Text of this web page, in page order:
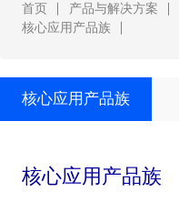
首页 产品与解决方案
核心应用产品族
核心应用产品族
核心应用产品族